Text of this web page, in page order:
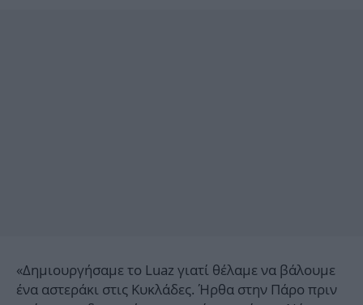
«Δημιουργήσαμε το Luaz γιατί θέλαμε να βάλουμε
ένα αστεράκι στις Κυκλάδες. Ήρθα στην Πάρο πριν